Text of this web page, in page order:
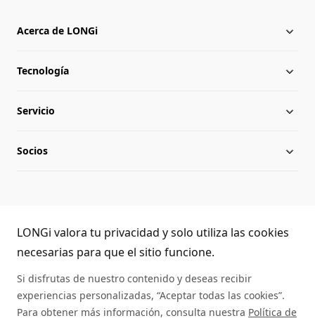
Acerca de LONGi
Acerca de LONGi
Hito
Globalización
Sostenibilidad
Mapa del sitio
Tecnología
Novedades
Noticias del sector
Servicio
Descargar
Aplicaciones
Servicio de asistencia
Socios
(+86) 4008 601012
LONGi valora tu privacidad y solo utiliza las cookies
necesarias para que el sitio funcione.
Si disfrutas de nuestro contenido y deseas recibir
experiencias personalizadas, “Aceptar todas las cookies”.
Para obtener más información, consulta nuestra Política de